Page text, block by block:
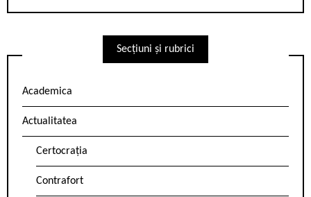
Secțiuni și rubrici
Academica
Actualitatea
Certocrația
Contrafort